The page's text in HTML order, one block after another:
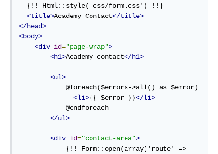
<title>Academy Contact</title>
</head>
<body>
<div id="page-wrap">
<h1>Academy contact</h1>
<ul>
<li>{{ $error }}</li>
</ul>
<div id="contact-area">